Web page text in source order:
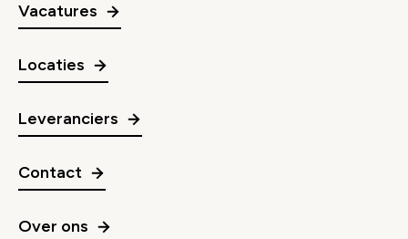
Vacatures
Locaties
Leveranciers
Contact
Over ons